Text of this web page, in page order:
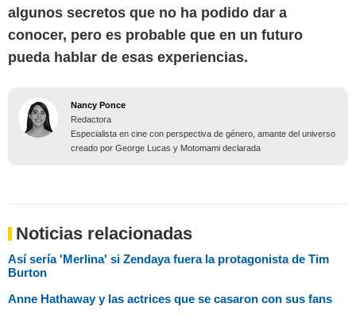
algunos secretos que no ha podido dar a
conocer, pero es probable que en un futuro
pueda hablar de esas experiencias.
Nancy Ponce
Redactora
Especialista en cine con perspectiva de género, amante del universo
creado por George Lucas y Motomami declarada
Noticias relacionadas
Así sería 'Merlina' si Zendaya fuera la protagonista de Tim
Burton
Anne Hathaway y las actrices que se casaron con sus fans